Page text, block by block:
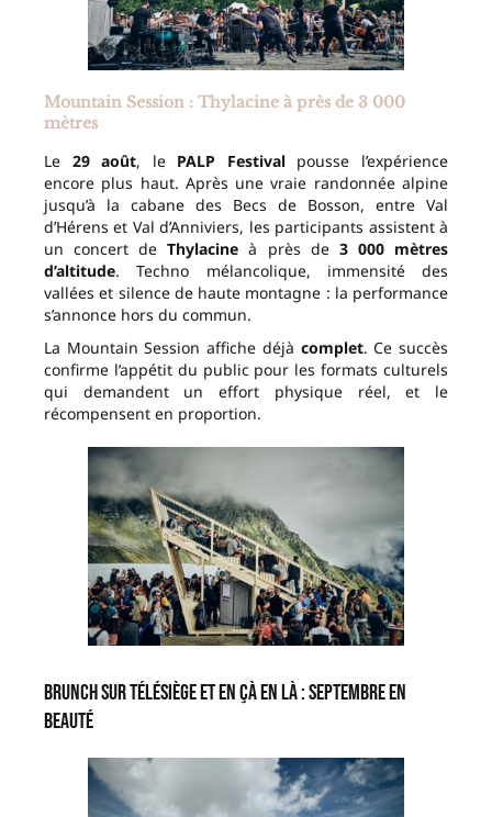
Mountain Session : Thylacine à près de 3 000
mètres
Le 29 août, le PALP Festivalpousse l’expérience
encore plus haut. Après une vraie randonnée alpine
jusqu’à la cabane des Becs de Bosson, entre Val
d’Hérens et Val d’Anniviers, les participants assistent à
un concert deThylacine à près de 3 000 mètres
d’altitude. Techno mélancolique, immensité des
vallées et silence de haute montagne : la performance
s’annonce hors du commun.
La Mountain Session affiche déjà complet. Ce succès
confirme l’appétit du public pour les formats culturels
qui demandent un effort physique réel, et le
récompensent en proportion.
Brunch sur télésiège et En çà en là : septembre en
beauté